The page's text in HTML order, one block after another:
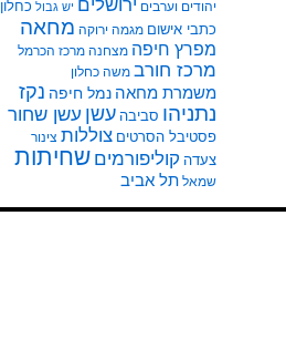
יהודים וערבים ירושלים יש גבול כחלון
כתבי אישום מגמה ירוקה מחאה
מפרץ חיפה מצחנה מרכז הכרמל
מרכז חורב משה כחלון
משמרת מחאה נמל חיפה נקז
נתניהו סביבה עשן עשן שחור
פסטיבל הסרטים צוללות צינור
צעדה קוליפורמים שחיתות
שמאל תל אביב